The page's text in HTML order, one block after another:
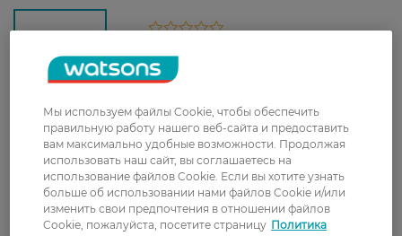
0 0 відгуків
Доставка
Новая почта
В отделение Новой почты - 99 грн, бесплатно
от 699 грн
Мы используем файлы Cookie, чтобы обеспечить
правильную работу нашего веб-сайта и предоставить
вам максимально удобные возможности. Продолжая
использовать наш сайт, вы соглашаетесь на
использование файлов Cookie. Если вы хотите узнать
больше об использовании нами файлов Cookie и/или
изменить свои предпочтения в отношении файлов
Cookie, пожалуйста, посетите страницу Политика